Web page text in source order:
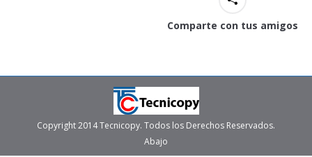
Comparte con tus amigos
Copyright 2014 Tecnicopy. Todos los Derechos Reservados.
Abajo